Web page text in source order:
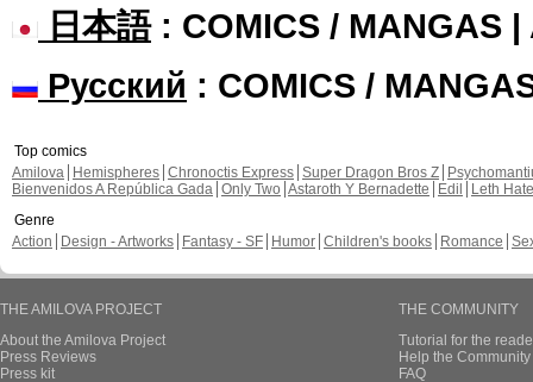
日本語: COMICS / MANGAS |
Русский : COMICS /
Top comics
Amilova
Hemispheres Chronoctis Express Super Dragon Bros Z
Bienvenidos A República Gada Only Two Astaroth Y Bernadette Edil
Leth Hate
Genre
Action
Design - Artworks Fantasy - SF Humor Children's books Romance
THE AMILOVA PROJECT
About the Amilova Project
Press Reviews
Press kit
THE COMMUNITY
Tutorial for the
Help the
FAQ